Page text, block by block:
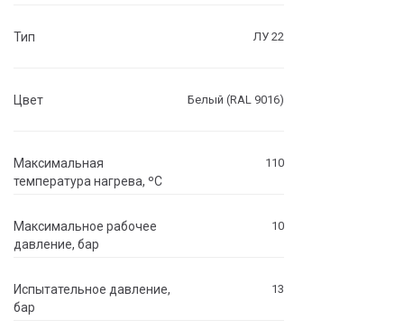
Тип ЛУ 22
Цвет Белый (RAL 9016)
Максимальная
температура нагрева, ºC
110
Максимальное рабочее
давление, бар
10
Испытательное давление,
бар
13